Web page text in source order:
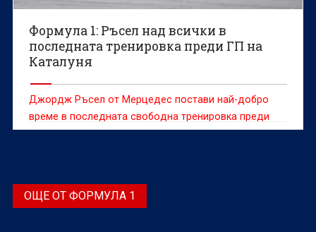
Формула 1: Ръсел над всички в
последната тренировка преди ГП на
Каталуня
Джордж Ръсел от Мерцедес постави най-добро
време в последната свободна тренировка преди
Гран при на Каталуня от Формула 1.
ОЩЕ ОТ ФОРМУЛА 1